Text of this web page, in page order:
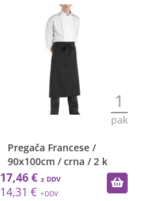
1
pak
Pregača Francese /
90x100cm / crna / 2 k
17,46 €
14,31 €